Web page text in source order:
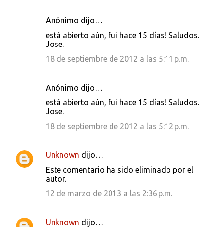
Anónimo dijo…
está abierto aún, fui hace 15 días! Saludos.
Jose.
18 de septiembre de 2012 a las 5:11 p.m.
Anónimo dijo…
está abierto aún, fui hace 15 días! Saludos.
Jose.
18 de septiembre de 2012 a las 5:12 p.m.
Unknown dijo…
Este comentario ha sido eliminado por el
autor.
12 de marzo de 2013 a las 2:36 p.m.
Unknown dijo…